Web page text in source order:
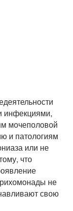
инфекциями,
мочеполовой
и патологиям
или не
что
не
свою